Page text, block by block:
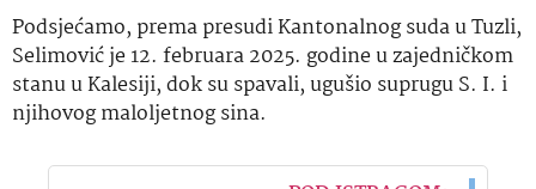
Podsjećamo, prema presudi Kantonalnog suda u Tuzli,
Selimović je 12. februara 2025. godine u zajedničkom
stanu u Kalesiji, dok su spavali, ugušio suprugu S. I. i
njihovog maloljetnog sina.